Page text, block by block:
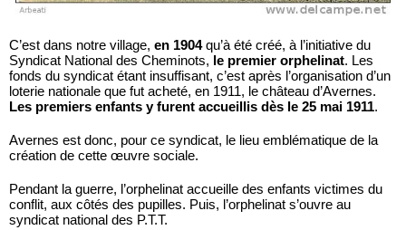
C’est dans notre village, en 1904qu’à été créé, à l’initiative du
Syndicat National des Cheminots, le premier orphelinat. Les
fonds du syndicat étant insuffisant, c’est après l’organisation d’un
loterie nationale que fut acheté, en 1911, le château d’Avernes.
Les premiers enfants y furent accueillis dès le 25 mai 1911.
Avernes est donc, pour ce syndicat, le lieu emblématique de la
création de cette œuvre sociale.
Pendant la guerre, l’orphelinat accueille des enfants victimes du
conflit, aux côtés des pupilles. Puis, l’orphelinat s’ouvre au
syndicat national des P.T.T.